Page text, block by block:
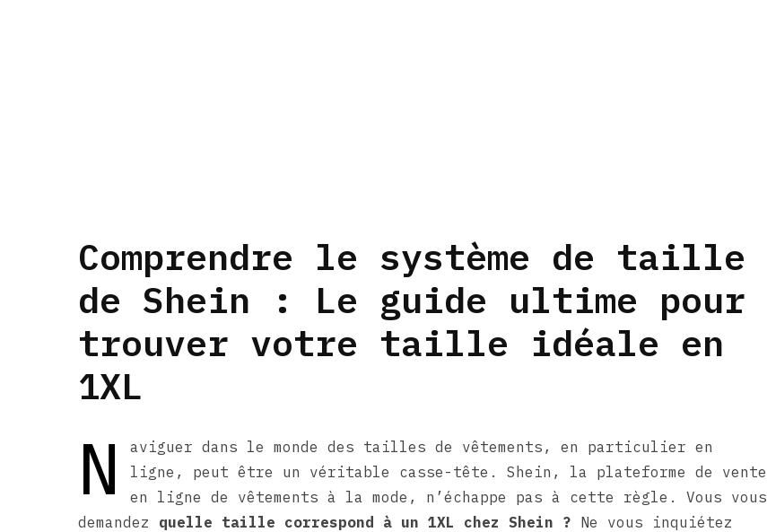
Comprendre le système de taille
de Shein : Le guide ultime pour
trouver votre taille idéale en
1XL
N
aviguer dans le monde des tailles de vêtements, en particulier en
ligne, peut être un véritable casse-tête. Shein, la plateforme de vente
en ligne de vêtements à la mode, n’échappe pas à cette règle. Vous vous
demandez quelle taille correspond à un 1XL chez Shein ? Ne vous inquiétez